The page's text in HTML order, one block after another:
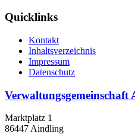
Quicklinks
Kontakt
Inhaltsverzeichnis
Impressum
Datenschutz
Verwaltungsgemeinschaft
Marktplatz 1
86447 Aindling